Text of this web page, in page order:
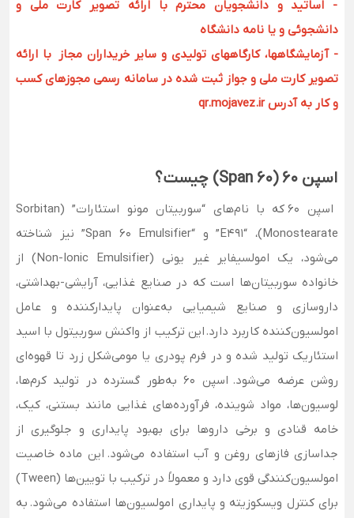
- اساتید و دانشجویان محترم با ارائه تصویر کارت ملی و
دانشجوئی و یا نامه دانشگاه
- آزمایشگاهها، کارگاههای تولیدی و سایر خریداران مجاز با ارائه
تصویر کارت ملی و جواز ثبت شده در سامانه رسمی مجوزهای کسب
و کار به آدرس qr.mojavez.ir
اسپن ۶۰ (Span 60) چیست؟
اسپن ۶۰ که با نام‌های “سوربیتان مونو استئارات” (Sorbitan
Monostearate)، “E491” و “Span 60 Emulsifier” نیز شناخته
می‌شود، یک امولسیفایر غیر یونی (Non-Ionic Emulsifier) از
خانواده سوربیتان‌ها است که در صنایع غذایی، آرایشی-بهداشتی،
داروسازی و صنایع شیمیایی به‌عنوان پایدارکننده و عامل
امولسیون‌کننده کاربرد دارد. این ترکیب از واکنش سوربیتول با اسید
استئاریک تولید شده و در فرم پودری یا مومی‌شکل زرد تا قهوه‌ای
روشن عرضه می‌شود. اسپن ۶۰ به‌طور گسترده در تولید کرم‌ها،
لوسیون‌ها، مواد شوینده، فرآورده‌های غذایی مانند بستنی، کیک،
خامه قنادی و برخی داروها برای بهبود پایداری و جلوگیری از
جداسازی فازهای روغن و آب استفاده می‌شود. این ماده خاصیت
امولسیون‌کنندگی قوی دارد و معمولاً در ترکیب با تویین‌ها (Tween)
برای کنترل ویسکوزیته و پایداری امولسیون‌ها استفاده می‌شود. به